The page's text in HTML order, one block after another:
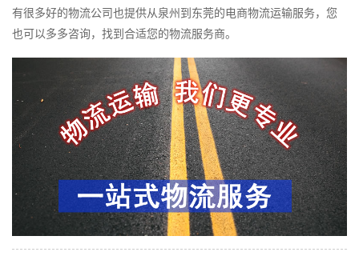
有很多好的物流公司也提供从泉州到东莞的电商物流运输服务，您
也可以多多咨询，找到合适您的物流服务商。